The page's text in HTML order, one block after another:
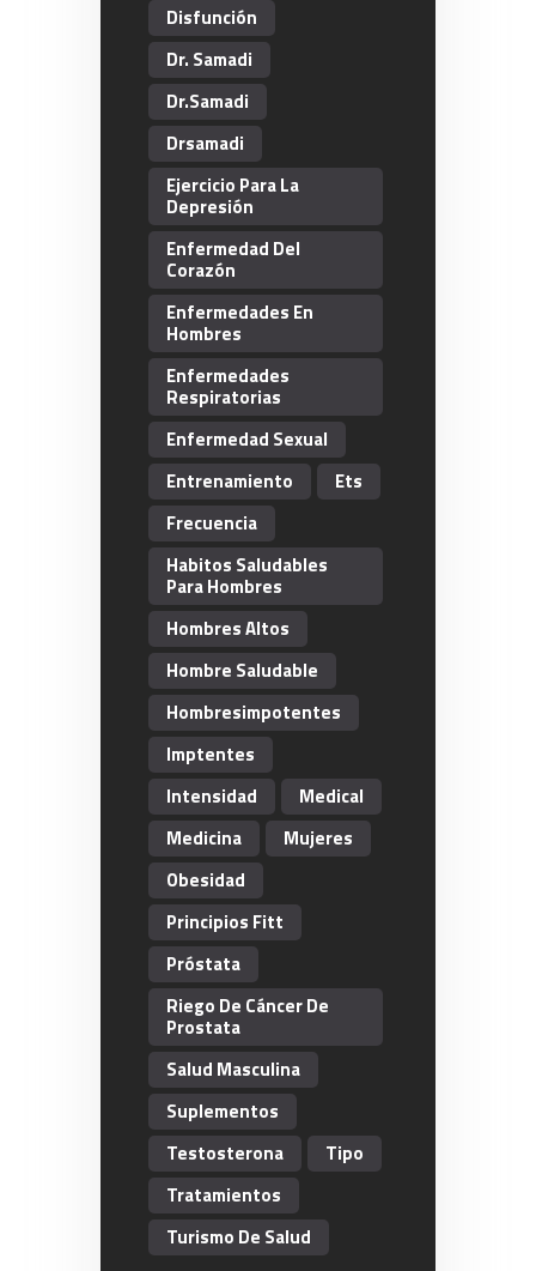
Disfunción
Dr. Samadi
Dr.Samadi
Drsamadi
Ejercicio Para La
Depresión
Enfermedad Del
Corazón
Enfermedades En
Hombres
Enfermedades
Respiratorias
Enfermedad Sexual
Entrenamiento
Ets
Frecuencia
Habitos Saludables
Para Hombres
Hombres Altos
Hombre Saludable
Hombresimpotentes
Imptentes
Intensidad
Medical
Medicina
Mujeres
Obesidad
Principios Fitt
Próstata
Riego De Cáncer De
Prostata
Salud Masculina
Suplementos
Testosterona
Tipo
Tratamientos
Turismo De Salud